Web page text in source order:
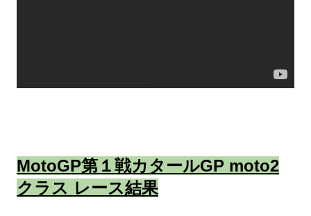
MotoGP第１戦カタールGP moto2
クラス レース結果